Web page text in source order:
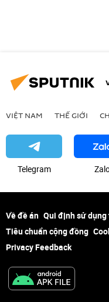
VIỆT NAM THẾ GIỚI
Telegram
Về đề án Qui định sử
Tiêu chuẩn cộng đồng
Privacy Feedback